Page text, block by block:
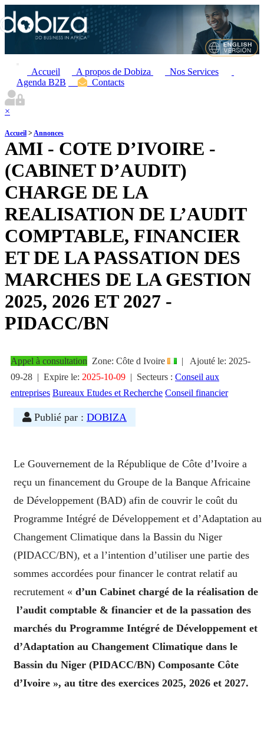
Accueil A propos de Dobiza
Nos Services
Agenda B2B
Contacts
×
Accueil >Annonces
AMI - COTE D’IVOIRE -
(CABINET D’AUDIT)
CHARGE DE LA
REALISATION DE L’AUDIT
COMPTABLE, FINANCIER
ET DE LA PASSATION DES
MARCHES DE LA GESTION
2025, 2026 ET 2027 -
PIDACC/BN
Appel à consultation Zone: Côte d Ivoire | Ajouté le: 2025-
09-28 | Expire le: 2025-10-09 | Secteurs : Conseil aux
entreprises Bureaux Etudes et Recherche Conseil financier
Publié par : DOBIZA
Le Gouvernement de la République de Côte d’Ivoire a
reçu un financement du Groupe de la Banque Africaine
de Développement (BAD) afin de couvrir le coût du
Programme Intégré de Développement et d’Adaptation au
Changement Climatique dans la Bassin du Niger
(PIDACC/BN), et a l’intention d’utiliser une partie des
sommes accordées pour financer le contrat relatif au
recrutement « d’un Cabinet chargé de la réalisation de
l’audit comptable & financier et de la passation des
marchés du Programme Intégré de Développement et
d’Adaptation au Changement Climatique dans le
Bassin du Niger (PIDACC/BN) Composante Côte
d’Ivoire », au titre des exercices 2025, 2026 et 2027.